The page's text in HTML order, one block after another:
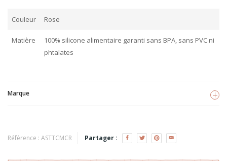
Couleur Rose
Matière
100% silicone alimentaire garanti sans BPA, sans PVC ni
phtalates
Marque
Voir les produits
Référence : ASTTCMCR Partager :